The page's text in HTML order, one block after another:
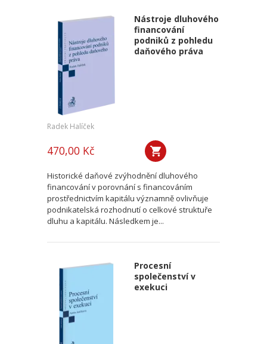
Nástroje dluhového
financování
podniků z pohledu
daňového práva
Radek Halíček
470,00 Kč
Historické daňové zvýhodnění dluhového
financování v porovnání s financováním
prostřednictvím kapitálu významně ovlivňuje
podnikatelská rozhodnutí o celkové struktuře
dluhu a kapitálu. Následkem je...
Procesní
společenství v
exekuci